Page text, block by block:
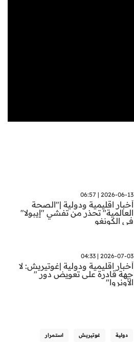
2026-06-13 | 06:57
أخبار اقليمية ودولية |"الصحة
العالمية" تحذر من تفشي "إيبولا"
في الكونغو
2026-07-03 | 04:33
أخبار اقليمية ودولية |غوتيريش: لا
جهة قادرة على تعويض دور "
الأونروا"
دولية غوتيريش استمرار